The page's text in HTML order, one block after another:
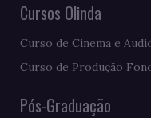
Cursos Olinda
Curso de Cinema e
Curso de Produção
Pós-Graduação